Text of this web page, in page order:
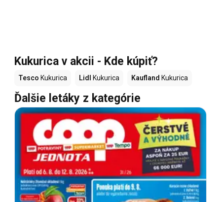
Kukurica v akcii - Kde kúpiť?
Tesco Kukurica Lidl Kukurica Kaufland Kukurica
Ďalšie letáky z kategórie